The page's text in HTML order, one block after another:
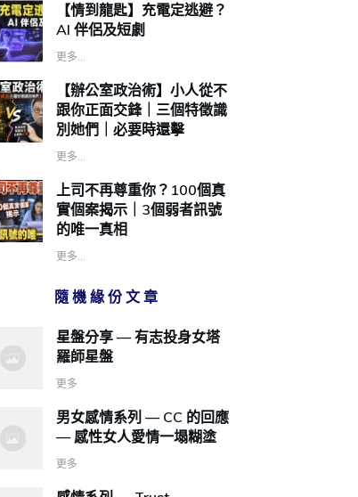
【情到龍匙】充電定逃避？
AI 伴侶及短劇
更多...
【辦公室政治術】小人從不
跟你正面交鋒｜三個特徵識
別她們｜必要時還擊
更多...
上司不再尊重你？100個真
實個案揭示｜3個弱者訊號
的唯一真相
更多...
隨機緣份文章
星盤分享 — 有志投身女塔
羅師星盤
更多
男女感情系列 — CC 的回應
— 感性女人愛情一塌糊塗
更多